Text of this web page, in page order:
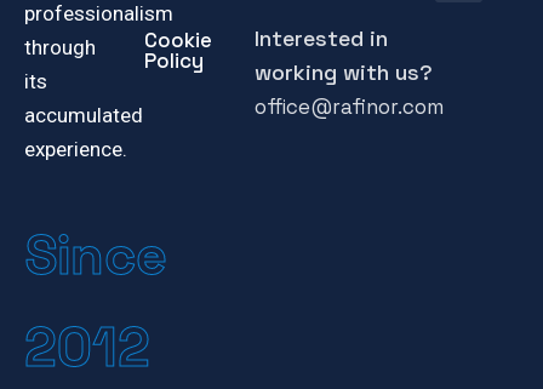
professionalism
through
its
accumulated
experience.
Since
2012
Cookie
Policy
Interested in
working with us?
office@rafinor.com